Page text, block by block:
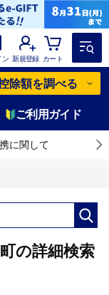
ン 新規登録 カート
除額を調べる
ご利用ガイド
に関して
の詳細検索